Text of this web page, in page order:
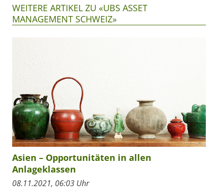
WEITERE ARTIKEL ZU «UBS ASSET
MANAGEMENT SCHWEIZ»
Asien – Opportunitäten in allen
Anlageklassen
08.11.2021, 06:03 Uhr